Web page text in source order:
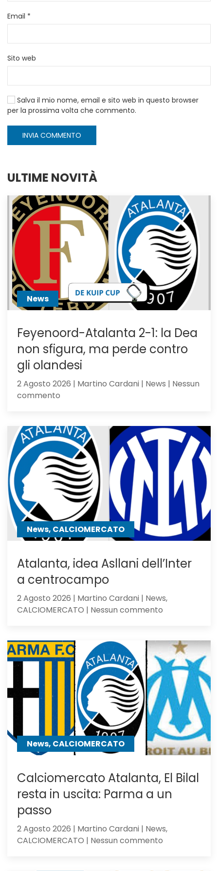
Email *
Sito web
Salva il mio nome, email e sito web in questo browser
per la prossima volta che commento.
INVIA COMMENTO
ULTIME NOVITÀ
News
Feyenoord-Atalanta 2-1: la Dea
non sfigura, ma perde contro
gli olandesi
2 Agosto 2026 | Martino Cardani | News | Nessun
commento
2-
1:
la
Dea
non
sfigura,
ma
perde
contro
gli
News, CALCIOMERCATO
Atalanta, idea Asllani dell’Inter
a centrocampo
2 Agosto 2026 | Martino Cardani | News,
CALCIOMERCATO | Nessun commento
Asllani
dell’Inter
a
centrocampo
News, CALCIOMERCATO
Calciomercato Atalanta, El Bilal
resta in uscita: Parma a un
passo
2 Agosto 2026 | Martino Cardani | News,
CALCIOMERCATO | Nessun commento